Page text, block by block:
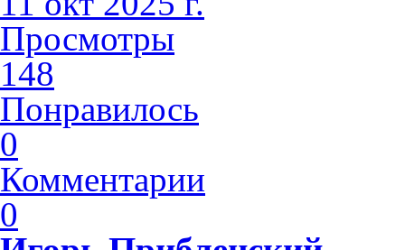
Просмотры
148
Понравилось
0
Комментарии
0